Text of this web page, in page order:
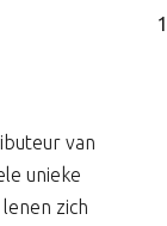
1
van
unieke
zich